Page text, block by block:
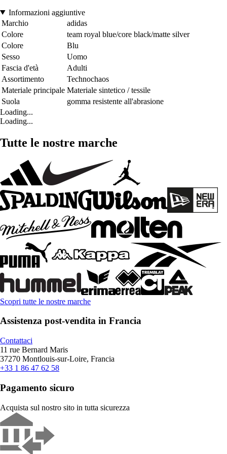
Informazioni aggiuntive
Marchio
adidas
Colore
team royal blue/core black/matte silver
Colore
Blu
Sesso
Uomo
Fascia d'età
Adulti
Assortimento
Technochaos
Materiale principale Materiale sintetico / tessile
Suola
gomma resistente all'abrasione
Loading...
Loading...
Tutte le nostre marche
Scopri tutte le nostre marche
Assistenza post-vendita in Francia
Contattaci
11 rue Bernard Maris
37270 Montlouis-sur-Loire, Francia
+33 1 86 47 62 58
Pagamento sicuro
Acquista sul nostro sito in tutta sicurezza